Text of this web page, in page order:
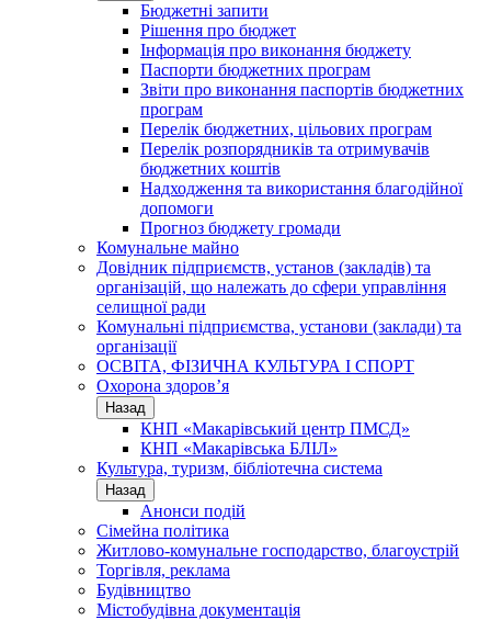
Бюджетні запити
Рішення про бюджет
Інформація про виконання бюджету
Паспорти бюджетних програм
Звіти про виконання паспортів бюджетних
програм
Перелік бюджетних, цільових програм
Перелік розпорядників та отримувачів
бюджетних коштів
Надходження та використання благодійної
допомоги
Прогноз бюджету громади
Комунальне майно
Довідник підприємств, установ (закладів) та
організацій, що належать до сфери управління
селищної ради
Комунальні підприємства, установи (заклади) та
організації
ОСВІТА, ФІЗИЧНА КУЛЬТУРА І СПОРТ
Охорона здоров’я
Назад
КНП «Макарівський центр ПМСД»
КНП «Макарівська БЛІЛ»
Культура, туризм, бібліотечна система
Назад
Анонси подій
Сімейна політика
Житлово-комунальне господарство, благоустрій
Торгівля, реклама
Будівництво
Містобудівна документація